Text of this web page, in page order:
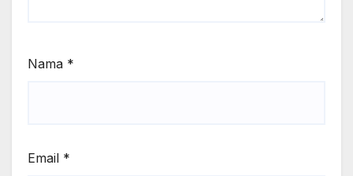
Nama *
Email *